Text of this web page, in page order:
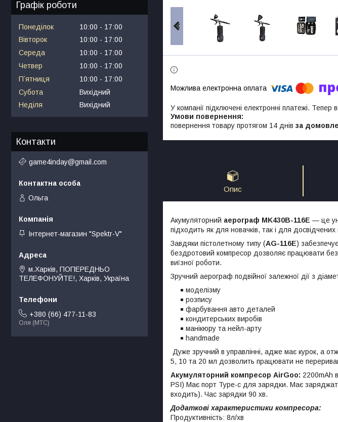
У компанії підключені електронні платежі.
повернення товару протягом 14 днів за
Опис
Акумуляторний аерограф MK430B-116E — це
підходить як для новачків, так і для досвідчених
Завдяки пістолетному типу (AG-116E)
бездротовий компресор дозволяє працювати
виїзної роботи.
Зручний аерограф подвійної залежної дії з
моделізму
розпису
фарбування авто деталей
кондитерських виробів
манікюру та нейл-арту
handmade
Дуже зручний в управлінні, адже має курок, а
5, 10 та 20 мл дозволить працювати не
Акумуляторний компресор AirGoo: 2200mAh
PSI) Має порт Type-c для зарядки. Має
входить). Час зарядки 90 хв.
Додаткові характеристики компресора:
Продуктивність: 8л/хв
Графік роботи
Понеділок 10:00
17:00
Вівторок
10:00
17:00
Середа
10:00
17:00
Четвер
10:00
17:00
Пʼятниця
10:00
17:00
Субота
Вихідний
Неділя
Вихідний
Контакти
game4inday@gmail.com
Ольга
Інтернет-магазин "Spektr-V"
м.Харків, ПОПЕРЕДНЬО
ТЕЛЕФОНУЙТЕ!, Харків, Україна
+380 (66) 477-11-83
Оля (МТС)